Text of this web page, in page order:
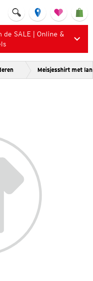
SALE | Online &
Meisjesshirt met